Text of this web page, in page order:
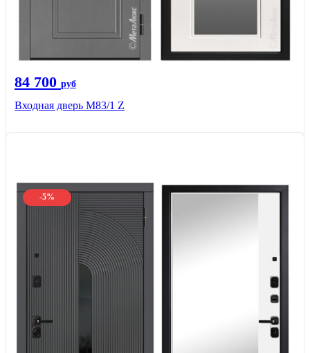
84 700 руб
Входная дверь M83/1 Z
-5%